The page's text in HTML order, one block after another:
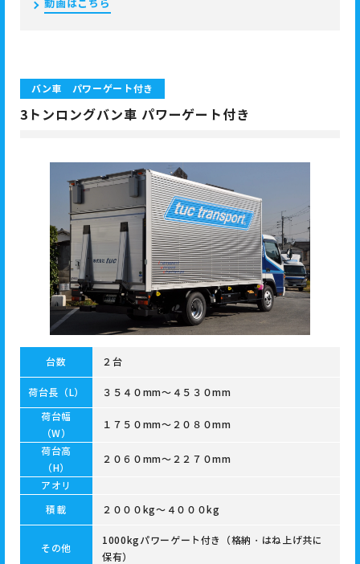
動画はこちら
バン車 パワーゲート付き
3トンロングバン車 パワーゲート付き
台数 ２台
荷台長（L）
３５４０mm～４５３０mm
荷台幅
（W）
１７５０mm～２０８０mm
荷台高
（H）
２０６０mm～２２７０mm
アオリ
積載
２０００kg～４０００kg
その他
1000kgパワーゲート付き（格納・はね上げ共に
保有）